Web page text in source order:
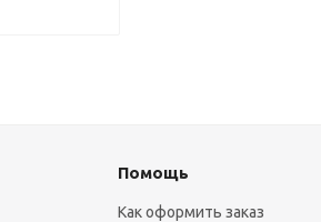
Помощь
Как оформить заказ